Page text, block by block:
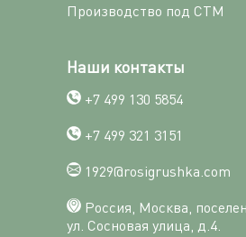
Производство под СТМ
Наши контакты
+7 499 130 5854
+7 499 321 3151
1929@rosigrushka.com
Россия, Москва,
ул. Сосновая улица, д.4.